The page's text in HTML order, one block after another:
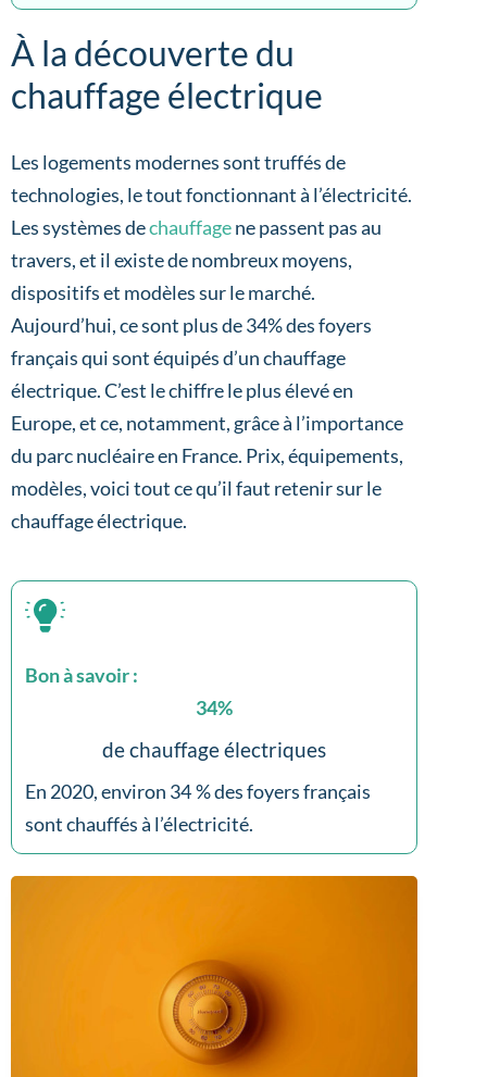
À la découverte du
chauffage électrique
Les logements modernes sont truffés de
technologies, le tout fonctionnant à l’électricité.
Les systèmes dechauffagene passent pas au
travers, et il existe de nombreux moyens,
dispositifs et modèles sur le marché.
Aujourd’hui, ce sont plus de 34% des foyers
français qui sont équipés d’un chauffage
électrique. C’est le chiffre le plus élevé en
Europe, et ce, notamment, grâce à l’importance
du parc nucléaire en France. Prix, équipements,
modèles, voici tout ce qu’il faut retenir sur le
chauffage électrique.
Bon à savoir :
de chauffage électriques
34%
En 2020, environ 34 % des foyers français
sont chauffés à l’électricité.